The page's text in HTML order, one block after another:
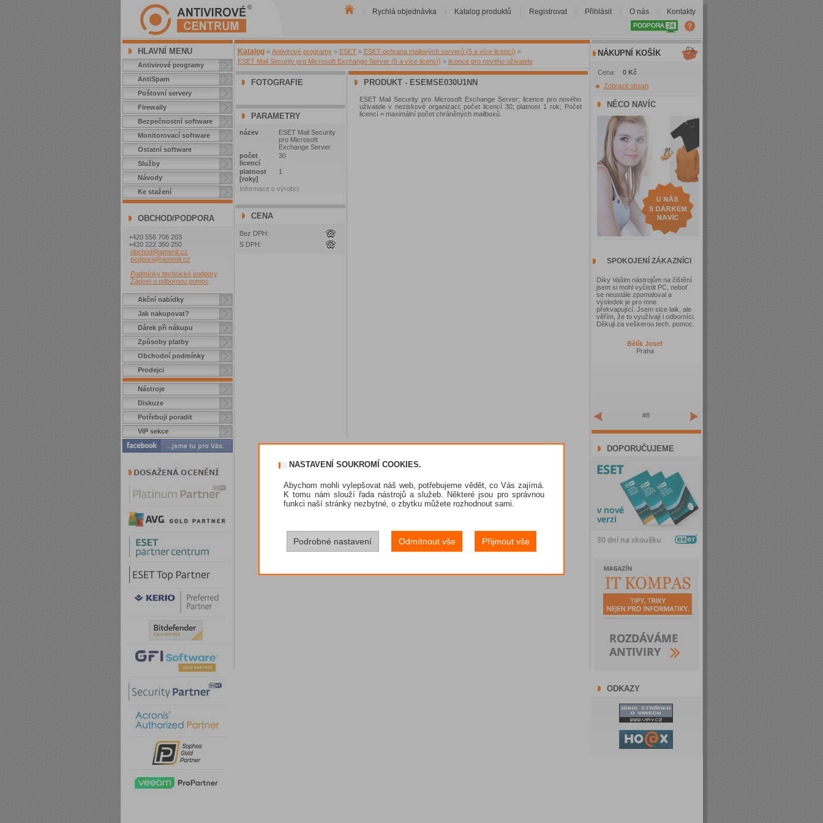
Rychlá objednávka Katalog produktů Registrovat Přihlásit O nás Kontakty
HLAVNÍ MENU
Antivirové programy
AntiSpam
Poštovní servery
Firewally
Bezpečnostní software
Monitorovací software
Ostatní software
Služby
Návody
Ke stažení
OBCHOD/PODPORA
+420 556 706 203
+420 222 360 250
obchod@amenit.cz
podpora@amenit.cz
Podmínky technické podpory
Žádost o odbornou pomoc
Akční nabídky
Jak nakupovat?
Dárek při nákupu
Způsoby platby
Obchodní podmínky
Prodejci
Nástroje
Diskuze
Potřebuji poradit
VIP sekce
Katalog » Antivirové programy » ESET » ESET ochrana mailových serverů (5 a více licencí) »
ESET Mail Security pro Microsoft Exchange Server (5 a více licencí) » licence pro nového uživatele
FOTOGRAFIE
PARAMETRY
název
ESET Mail Security
pro Microsoft
Exchange Server
počet
licencí
30
platnost
[roky]
1
Informace o výrobci
CENA
Bez DPH:
S DPH:
PRODUKT - ESEMSE030U1NN
ESET Mail Security pro Microsoft Exchange Server; licence pro nového
uživatele v neziskové organizaci; počet licencí 30; platnost 1 rok; Počet
licencí = maximální počet chráněných mailboxů.
NÁKUPNÍ KOŠÍK
Cena: 0 Kč
Zobrazit obsah
NĚCO NAVÍC
SPOKOJENÍ ZÁKAZNÍCI
Díky Vašim nástrojům na čištění
jsem si mohl vyčistit PC, neboť
se neustále zpomaloval a
výsledek je pro mne
překvapující. Jsem sice laik, ale
věřím, že to využívají i odborníci.
Děkuji za veškerou tech. pomoc.
Bělík Josef
Praha
#8
DOPORUČUJEME
ODKAZY
NASTAVENÍ SOUKROMÍ COOKIES.
Abychom mohli vylepšovat náš web, potřebujeme vědět, co Vás zajímá.
K tomu nám slouží řada nástrojů a služeb. Některé jsou pro správnou
funkci naší stránky nezbytné, o zbytku můžete rozhodnout sami.
Podrobné nastavení Odmítnout vše Přijmout vše